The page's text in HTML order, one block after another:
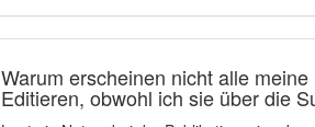
Warum erscheinen nicht alle
Editieren, obwohl ich sie über die